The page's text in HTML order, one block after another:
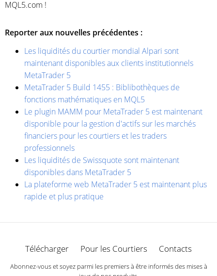
MQL5.com !
Reporter aux nouvelles précédentes :
Les liquidités du courtier mondial Alpari sont
maintenant disponibles aux clients institutionnels
MetaTrader 5
MetaTrader 5 Build 1455 : Biblibothèques de
fonctions mathématiques en MQL5
Le plugin MAMM pour MetaTrader 5 est maintenant
disponible pour la gestion d'actifs sur les marchés
financiers pour les courtiers et les traders
professionnels
Les liquidités de Swissquote sont maintenant
disponibles dans MetaTrader 5
La plateforme web MetaTrader 5 est maintenant plus
rapide et plus pratique
Télécharger Pour les Courtiers Contacts
Abonnez-vous et soyez parmi les premiers à être informés des mises à